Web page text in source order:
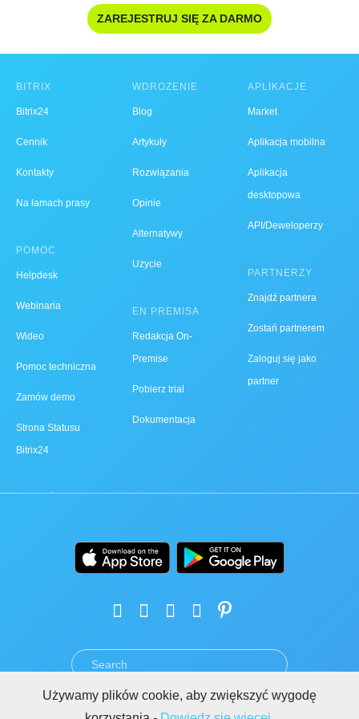
ZAREJESTRUJ SIĘ ZA DARMO
BITRIX
Bitrix24
Cennik
Kontakty
Na łamach prasy
POMOC
Helpdesk
Webinaria
Wideo
Pomoc techniczna
Zamów demo
Strona Statusu
Bitrix24
WDROŻENIE
Blog
Artykuły
Rozwiązania
Opinie
Alternatywy
Użycie
EN PREMISA
Redakcja On-
Premise
Pobierz trial
Dokumentacja
APLIKACJE
Market
Aplikacja mobilna
Aplikacja
desktopowa
API/Deweloperzy
PARTNERZY
Znajdź partnera
Zostań partnerem
Zaloguj się jako
partner
REGULAMIN POLITYKA PRYWATNOŚCI RODO
BEZPIECZEŃSTWO
Używamy plików cookie, aby zwiększyć wygodę